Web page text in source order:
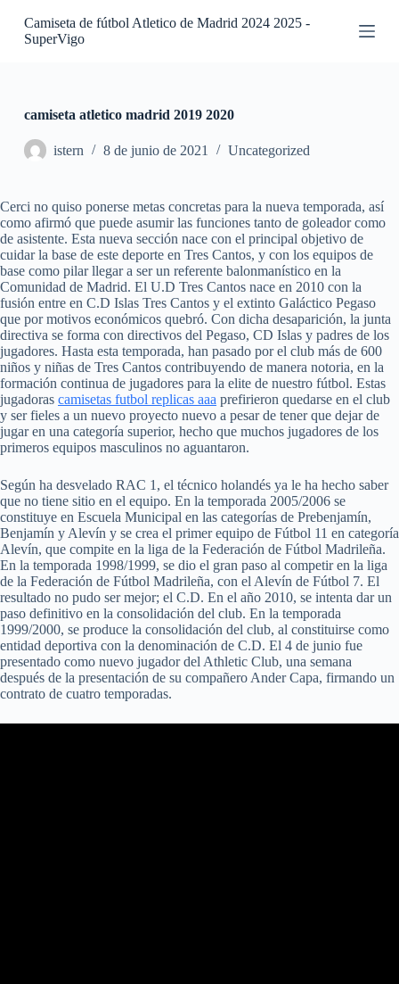
S
e
n
i
d
o
Camiseta de fútbol Atletico de Madrid 2024 2025 -
SuperVigo
camiseta atletico madrid 2019 2020
istern 8 de junio de 2021 Uncategorized
Cerci no quiso ponerse metas concretas para la nueva temporada, así
como afirmó que puede asumir las funciones tanto de goleador como
de asistente. Esta nueva sección nace con el principal objetivo de
cuidar la base de este deporte en Tres Cantos, y con los equipos de
base como pilar llegar a ser un referente balonmanístico en la
Comunidad de Madrid. El U.D Tres Cantos nace en 2010 con la
fusión entre en C.D Islas Tres Cantos y el extinto Galáctico Pegaso
que por motivos económicos quebró. Con dicha desaparición, la junta
directiva se forma con directivos del Pegaso, CD Islas y padres de los
jugadores. Hasta esta temporada, han pasado por el club más de 600
niños y niñas de Tres Cantos contribuyendo de manera notoria, en la
formación continua de jugadores para la elite de nuestro fútbol. Estas
jugadoras camisetas futbol replicas aaa prefirieron quedarse en el club
y ser fieles a un nuevo proyecto nuevo a pesar de tener que dejar de
jugar en una categoría superior, hecho que muchos jugadores de los
primeros equipos masculinos no aguantaron.
Según ha desvelado RAC 1, el técnico holandés ya le ha hecho saber
que no tiene sitio en el equipo. En la temporada 2005/2006 se
constituye en Escuela Municipal en las categorías de Prebenjamín,
Benjamín y Alevín y se crea el primer equipo de Fútbol 11 en categoría
Alevín, que compite en la liga de la Federación de Fútbol Madrileña.
En la temporada 1998/1999, se dio el gran paso al competir en la liga
de la Federación de Fútbol Madrileña, con el Alevín de Fútbol 7. El
resultado no pudo ser mejor; el C.D. En el año 2010, se intenta dar un
paso definitivo en la consolidación del club. En la temporada
1999/2000, se produce la consolidación del club, al constituirse como
entidad deportiva con la denominación de C.D. El 4 de junio fue
presentado como nuevo jugador del Athletic Club, una semana
después de la presentación de su compañero Ander Capa, firmando un
contrato de cuatro temporadas.